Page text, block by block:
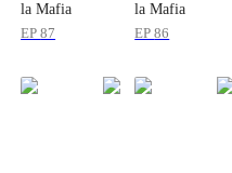
la Mafia
EP87
la Mafia
EP86